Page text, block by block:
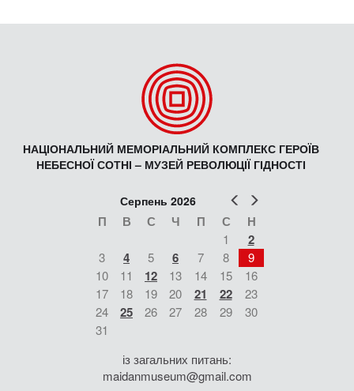
НАЦІОНАЛЬНИЙ МЕМОРІАЛЬНИЙ КОМПЛЕКС ГЕРОЇВ
НЕБЕСНОЇ СОТНІ – МУЗЕЙ РЕВОЛЮЦІЇ ГІДНОСТІ
Попер
Серпень 2026
П В С Ч П С Н
1 2
3 4 5 6 7 8
9
10
11 12 13 14 15
16
17
18 19 20 21 22
23
24
25 26 27 28 29
30
31
із загальних питань:
maidanmuseum@gmail.com